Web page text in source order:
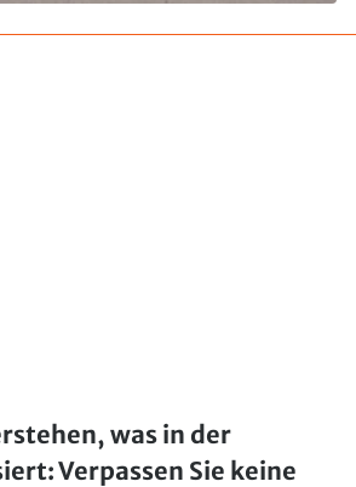
was in der
Verpassen Sie keine